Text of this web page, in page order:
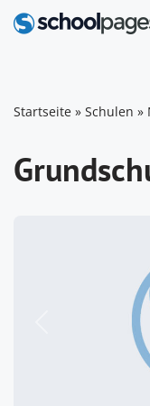
Startseite » Schulen »